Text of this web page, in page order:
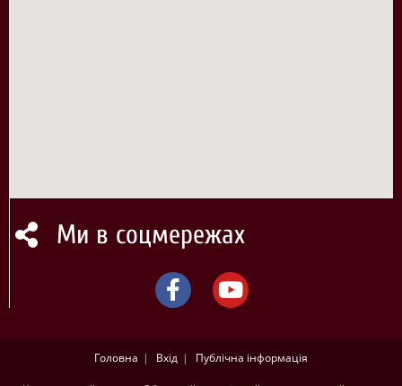
Ми в соцмережах
Головна Вхід Публічна інформація